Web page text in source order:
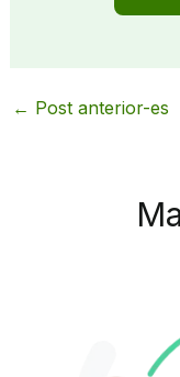
← Post anterior-es